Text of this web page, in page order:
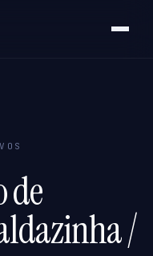
de
/